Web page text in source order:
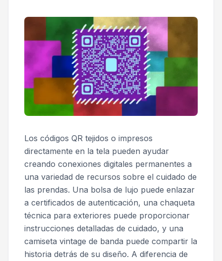
Los códigos QR tejidos o impresos
directamente en la tela pueden ayudar
creando conexiones digitales permanentes a
una variedad de recursos sobre el cuidado de
las prendas. Una bolsa de lujo puede enlazar
a certificados de autenticación, una chaqueta
técnica para exteriores puede proporcionar
instrucciones detalladas de cuidado, y una
camiseta vintage de banda puede compartir la
historia detrás de su diseño. A diferencia de